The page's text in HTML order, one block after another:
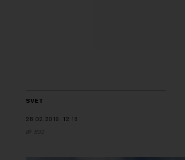
SVET
28.02.2019. 12:18
B92